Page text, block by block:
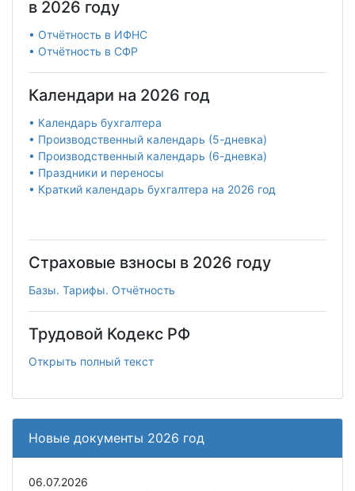
в 2026 году
• Отчётность в ИФНС
• Отчётность в СФР
Календари на 2026 год
• Календарь бухгалтера
• Производственный календарь (5-дневка)
• Производственный календарь (6-дневка)
• Праздники и переносы
• Краткий календарь бухгалтера на 2026 год
Страховые взносы в 2026 году
Базы. Тарифы. Отчётность
Трудовой Кодекс РФ
Открыть полный текст
Новые документы 2026 год
06.07.2026